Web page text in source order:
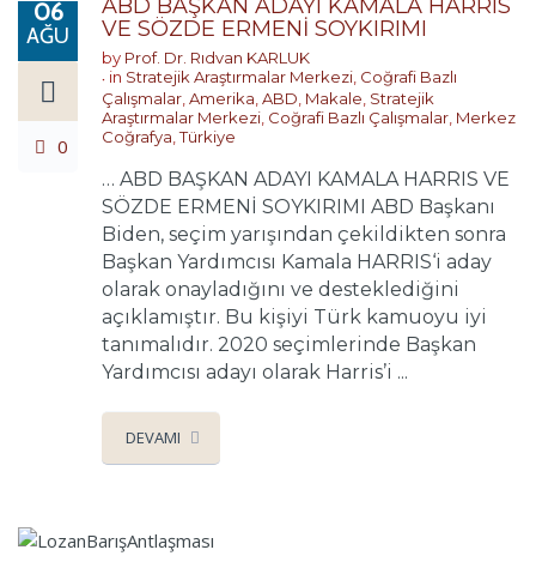
06
AĞU
0
ABD BAŞKAN ADAYI KAMALA HARRIS
VE SÖZDE ERMENİ SOYKIRIMI
by Prof. Dr. Rıdvan KARLUK
in Stratejik Araştırmalar Merkezi, Coğrafi Bazlı
Çalışmalar,Amerika,ABD, Makale, Stratejik
Araştırmalar Merkezi, Coğrafi Bazlı Çalışmalar, Merkez
Coğrafya,Türkiye
… ABD BAŞKAN ADAYI KAMALA HARRIS VE
SÖZDE ERMENİ SOYKIRIMI ABD Başkanı
Biden, seçim yarışından çekildikten sonra
Başkan Yardımcısı Kamala HARRIS‘i aday
olarak onayladığını ve desteklediğini
açıklamıştır. Bu kişiyi Türk kamuoyu iyi
tanımalıdır. 2020 seçimlerinde Başkan
Yardımcısı adayı olarak Harris’i ...
DEVAMI